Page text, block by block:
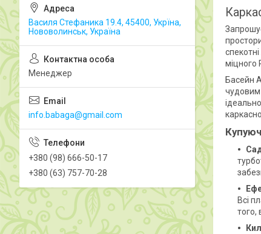
міцного
Басейн
чудовим
Всі
того,
Василя Стефаника 19.4, 45400, Укрїна,
Нововолинськ, Україна
Менеджер
info.babaga@gmail.com
+380 (98) 666-50-17
+380 (63) 757-70-28